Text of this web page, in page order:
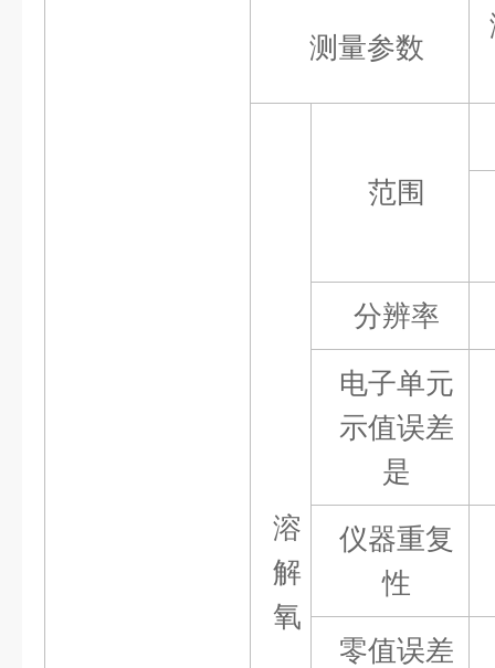
测量参数
溶
解
氧
范围
分辨率
电子单元
示值误差
是
仪器重复
性
零值误差